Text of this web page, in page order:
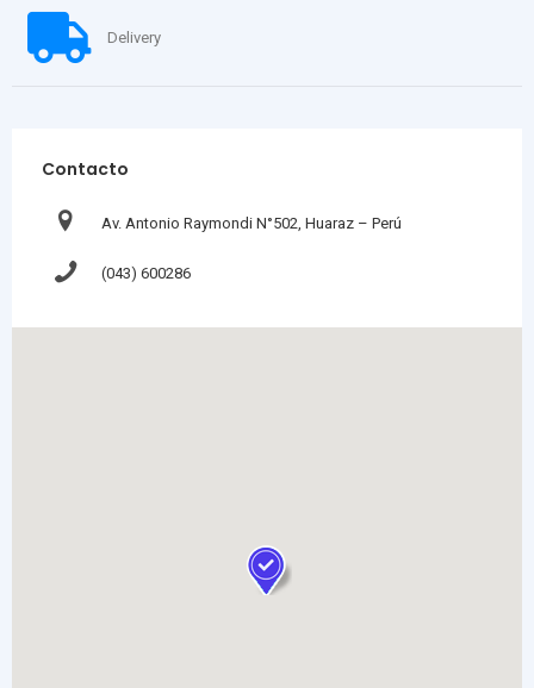
Delivery
Contacto
Av. Antonio Raymondi N°502, Huaraz – Perú
(043) 600286